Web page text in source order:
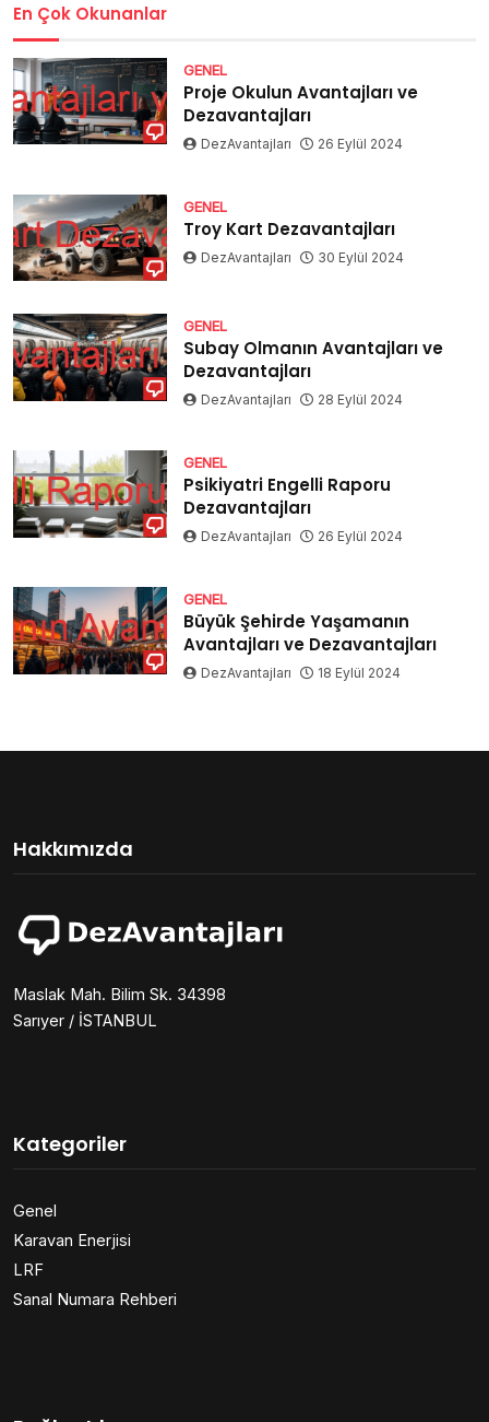
En Çok Okunanlar
GENEL
Proje Okulun Avantajları ve
Dezavantajları
DezAvantajları 26 Eylül 2024
GENEL
Troy Kart Dezavantajları
DezAvantajları 30 Eylül 2024
GENEL
Subay Olmanın Avantajları ve
Dezavantajları
DezAvantajları 28 Eylül 2024
GENEL
Psikiyatri Engelli Raporu
Dezavantajları
DezAvantajları 26 Eylül 2024
GENEL
Büyük Şehirde Yaşamanın
Avantajları ve Dezavantajları
DezAvantajları 18 Eylül 2024
Hakkımızda
Maslak Mah. Bilim Sk. 34398
Sarıyer / İSTANBUL
Kategoriler
Genel
Karavan Enerjisi
LRF
Sanal Numara Rehberi